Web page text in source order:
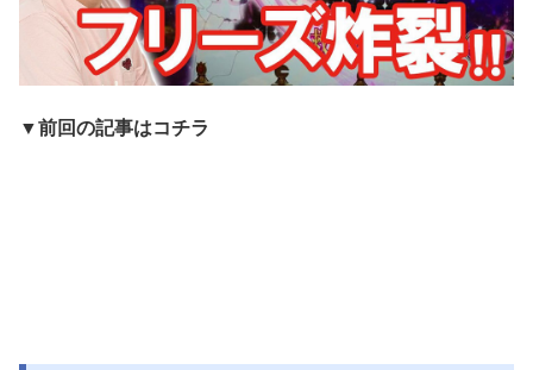
▼前回の記事はコチラ